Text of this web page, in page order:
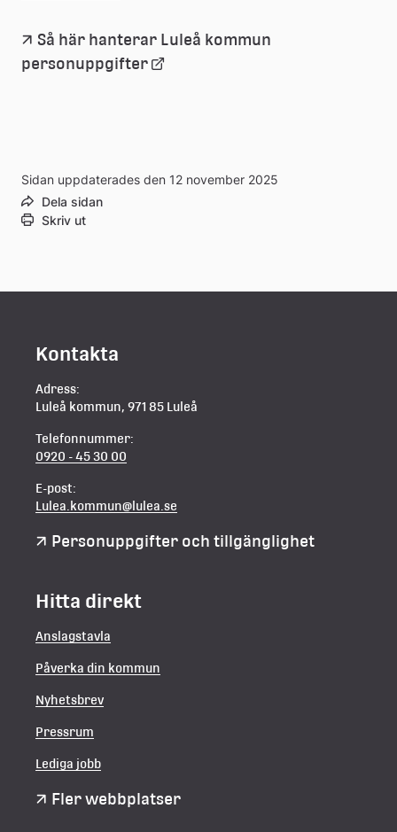
Så här hanterar Luleå kommun
personuppgifterLänk
webbplats
Sidan uppdaterades den 12 november 2025
Dela sidan
Skriv ut
Kontakta
Adress:
Luleå kommun, 971 85 Luleå
Telefonnummer:
0920 - 45 30 00
E-post:
Lulea.kommun@lulea.se
Personuppgifter och tillgänglighet
Hitta direkt
Anslagstavla
Påverka din kommun
Nyhetsbrev
Pressrum
Lediga jobb
Fler webbplatser